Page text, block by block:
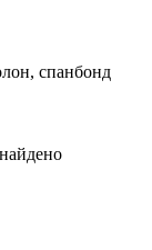
спанбонд